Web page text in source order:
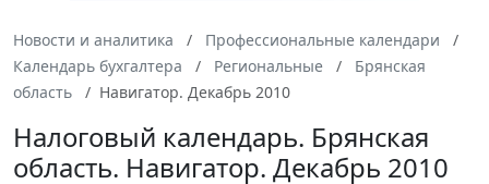
Новости и аналитика
Профессиональные календари
Календарь бухгалтера
Региональные
Брянская
область
Навигатор. Декабрь 2010
Налоговый календарь. Брянская
область. Навигатор. Декабрь 2010